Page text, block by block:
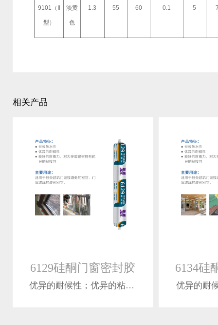
9101 （Ⅱ
型）
淡黄
色
1.3 55 60 0.1 5
相关产品
6129硅酮门窗密封胶
优异的耐候性；优异的粘接性 优异的耐